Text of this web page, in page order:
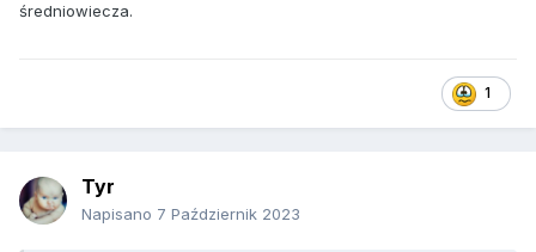
średniowiecza.
1
Tyr
Napisano 7 Październik 2023